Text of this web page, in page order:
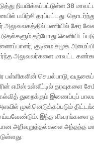
நியமிக்கப்பட்டுள்ள 38
பயிற்சி தரப்பட்டது.
அலுவலகத்தில் பணியில் சேர
தற்போது
குடிமை சமூக
அலுவலர்களை மாவட்ட
பள்ளிகளின் செயல்பாடு,
எமிஸ் உள்ளீட்டில் தரவுகளை
துறைக்கும் இணைப்புப்
முன்னெடுக்கப்படும்
இந்த விவரங்களை
அறிவுறுத்தல்களை அந்தந்த